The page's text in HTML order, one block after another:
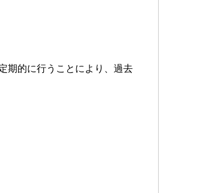
期的に行うことにより、過去